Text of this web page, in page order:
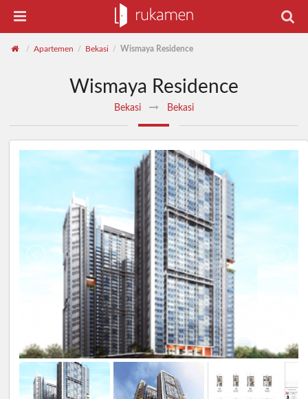
/ Apartemen / Bekasi / Wismaya Residence
Wismaya Residence
Bekasi Bekasi